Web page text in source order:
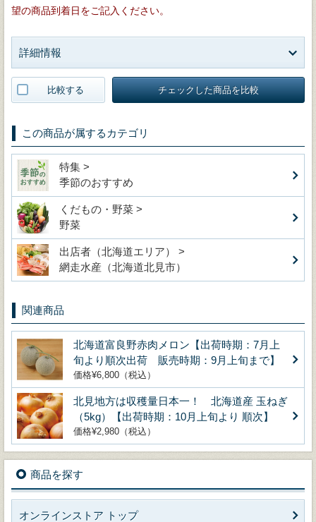
望の商品到着日をご記入ください。
詳細情報
比較する チェックした商品を比較
この商品が属するカテゴリ
特集 >
季節のおすすめ
くだもの・野菜 >
野菜
出店者（北海道エリア） >
網走水産（北海道北見市）
関連商品
北海道富良野赤肉メロン【出荷時期：7月上
旬より順次出荷 販売時期：9月上旬まで】
価格¥6,800（税込）
北見地方は収穫量日本一！ 北海道産 玉ねぎ
（5kg）【出荷時期：10月上旬より 順次】
価格¥2,980（税込）
商品を探す
オンラインストア トップ